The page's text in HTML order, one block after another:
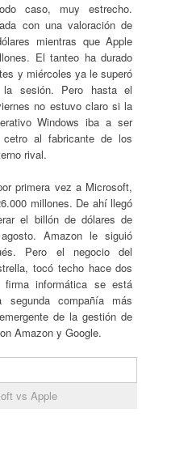
caso, muy estrecho.
con una valoración de
mientras que Apple
El tanteo ha durado
y miércoles ya le superó
la sesión. Pero hasta el
no estuvo claro si la
Windows iba a ser
al fabricante de los
rival.
primera vez a Microsoft,
millones. De ahí llegó
el billón de dólares de
Amazon le siguió
Pero el negocio del
tocó techo hace dos
informática se está
segunda compañía más
de la gestión de
Amazon y Google.
vs Apple